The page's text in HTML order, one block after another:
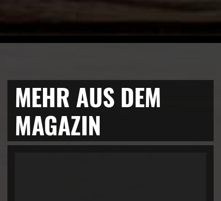
MEHR AUS DEM
MAGAZIN